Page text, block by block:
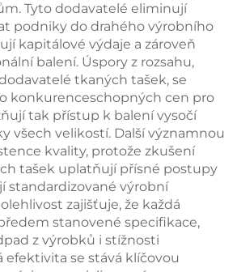
Tyto dodavatelé eliminují
podniky do drahého výrobního
kapitálové výdaje a zároveň
balení. Úspory z rozsahu,
tkaných tašek, se
konkurenceschopných cen pro
tak přístup k balení vysočí
všech velikostí. Další významnou
kvality, protože zkušení
tašek uplatňují přísné postupy
standardizované výrobní
zajišťuje, že každá
stanovené specifikace,
z výrobků i stížnosti
efektivita se stává klíčovou